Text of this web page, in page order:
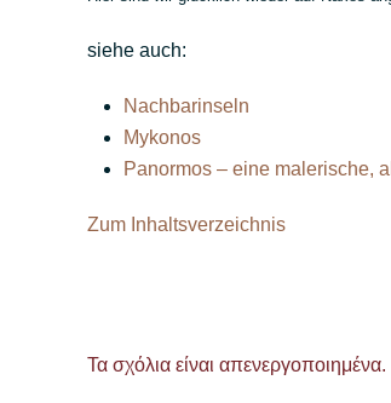
siehe auch:
Nachbarinseln
Mykonos
Panormos – eine malerische,
Zum Inhaltsverzeichnis
Τα σχόλια είναι απενεργοποιημένα.